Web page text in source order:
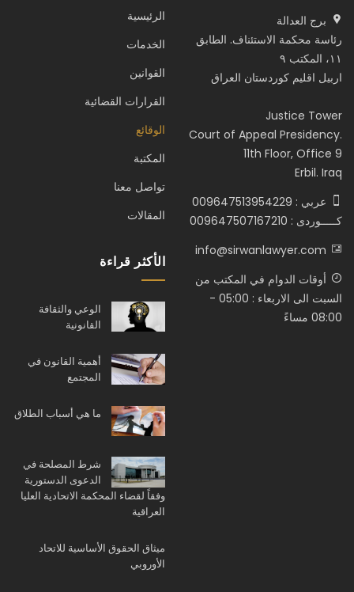
برج العدالة
رئاسة محكمة الاستئناف. الطابق
١١، المكتب ٩
اربيل اقليم كوردستان العراق
Justice Tower
Court of Appeal Presidency.
11th Floor, Office 9
Erbil. Iraq
عربي : 009647513954229
كـــــوردى : 009647507167210
info@sirwanlawyer.com
أوقات الدوام في المكتب من
السبت الى الاربعاء : 05:00 -
08:00 مساءً
الرئيسية
الخدمات
القوانين
القرارات القضائية
الوقائع
المكتبة
تواصل معنا
المقالات
الأكثر قراءة
الوعي والثقافة
القانونية
أهمية القانون في
المجتمع
ما هي أسباب الطلاق
شرط المصلحة في
الدعوى الدستورية
وفقاً لقضاء المحكمة الاتحادية العليا
العراقية
ميثاق الحقوق الأساسية للاتحاد
الأوروبي